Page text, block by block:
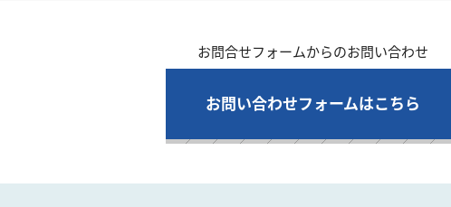
お問合せフォームからのお問い合わせ
お問い合わせフォームはこちら